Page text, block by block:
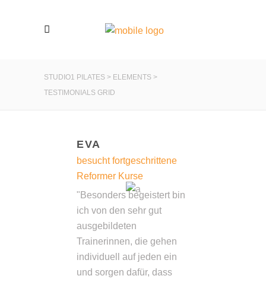
STUDIO1 PILATES > ELEMENTS >
TESTIMONIALS GRID
EVA
besucht fortgeschrittene
Reformer Kurse
"Besonders begeistert bin
ich von den sehr gut
ausgebildeten
Trainerinnen, die gehen
individuell auf jeden ein
und sorgen dafür, dass